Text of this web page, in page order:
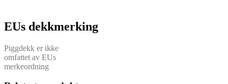
EUs dekkmerking
Piggdekk er ikke
omfattet av EUs
merkeordning